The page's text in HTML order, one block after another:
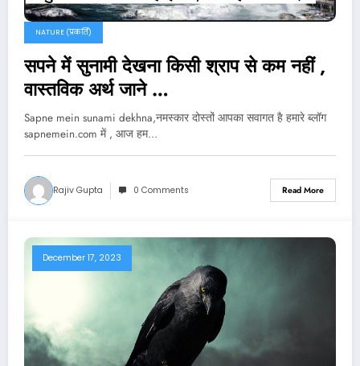
NATURE (प्रकर्ति)
सपने में सुनामी देखना किसी श्राप से कम नहीं ,
वास्तविक अर्थ जाने …
Sapne mein sunami dekhna,नमस्कार दोस्तों आपका सवागत है हमारे ब्लॉग
sapnemein.com में , आज हम…
Rajiv Gupta 0 Comments Read More
December 17, 2023